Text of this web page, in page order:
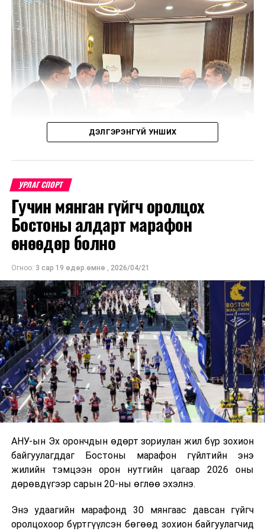
Уулзалтаар Польш болон Монголын өв соёл, ахуй
амьдрал, үндэстний онцлогийг харуулсан
бүтээлүүдийг солилцохоор боллоо.
бүтээсэн "Зөн дагасан монгол адуу" баримтат киног
долоодугаар сарын 13-нд Дэлхийн адууны өдрөөр
Польш улсын үзэгчдийн хүртээл болгоно.
ДЭЛГЭРЭНГҮЙ УНШИХ
УРЛАГ СПОРТ
Гучин мянган гүйгч оролцох
Бостоны алдарт марафон
өнөөдөр болно
Огноо: 3 сар 19 өдөр.өмнө , 2026/04/21
АНУ-ын Эх орончдын өдөрт зориулан жил бүр зохион
байгуулагддаг Бостоны марафон гүйлтийн энэ
жилийн тэмцээн орон нутгийн цагаар 2026 оны
дөрөвдүгээр сарын 20-ны өглөө эхэлнэ.
Энэ удаагийн марафонд 30 мянгаас давсан гүйгч
оролцохоор бүртгүүлсэн бөгөөд зохион байгуулагчид